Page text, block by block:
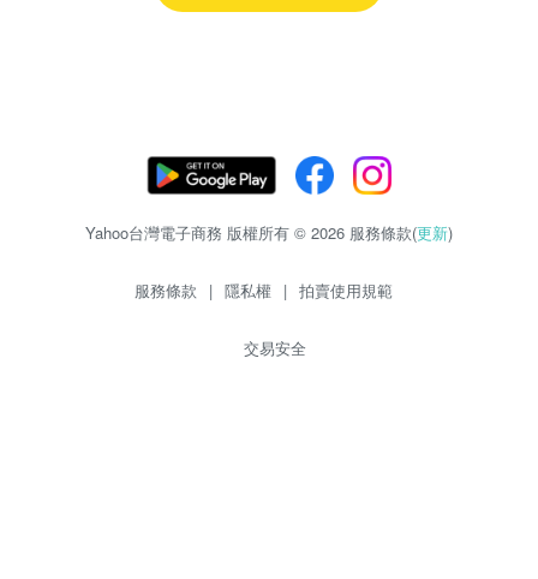
Yahoo台灣電子商務 版權所有 © 2026 服務條款(更新)
服務條款 | 隱私權 | 拍賣使用規範
交易安全